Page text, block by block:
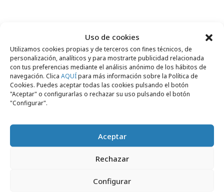
Uso de cookies
Utilizamos cookies propias y de terceros con fines técnicos, de
personalización, analíticos y para mostrarte publicidad relacionada
con tus preferencias mediante el análisis anónimo de los hábitos de
navegación. Clica AQUÍpara más información sobre la Política de
Cookies. Puedes aceptar todas las cookies pulsando el botón
"Aceptar" o configurarlas o rechazar su uso pulsando el botón
"Configurar".
Aceptar
Rechazar
Configurar
Comparte
Noticias Relacionadas
Campañas
Encierros en 3D con Burn